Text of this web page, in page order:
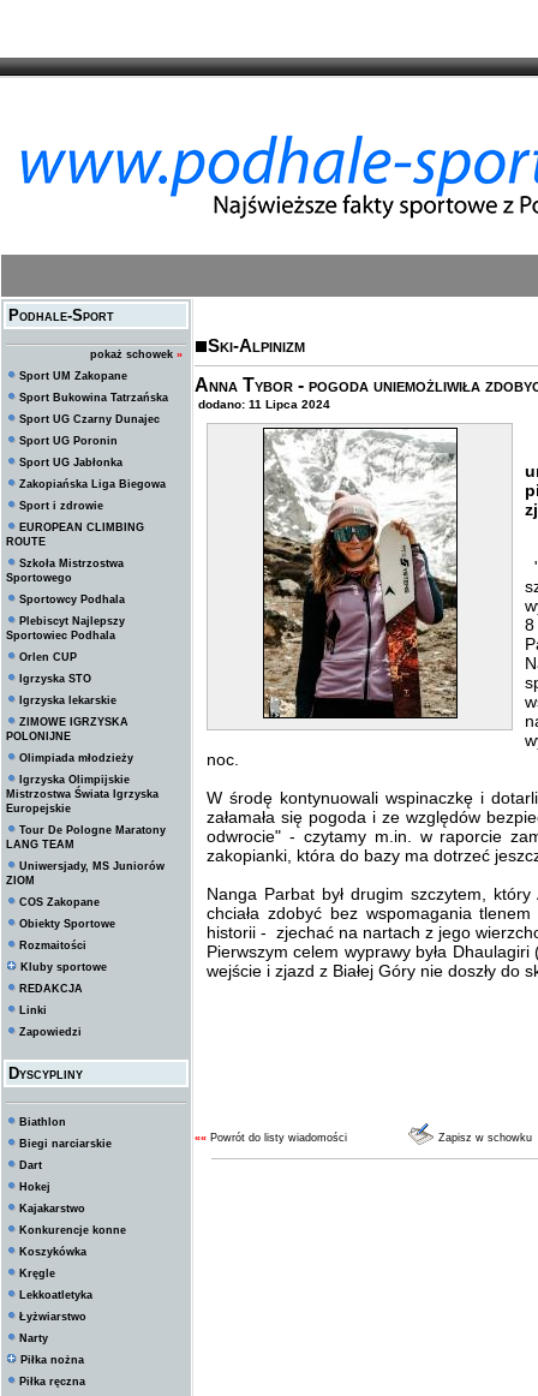
Podhale-Sport
pokaż schowek »
Sport UM Zakopane
Sport Bukowina Tatrzańska
Sport UG Czarny Dunajec
Sport UG Poronin
Sport UG Jabłonka
Zakopiańska Liga Biegowa
Sport i zdrowie
EUROPEAN CLIMBING
ROUTE
Szkoła Mistrzostwa
Sportowego
Sportowcy Podhala
Plebiscyt Najlepszy
Sportowiec Podhala
Orlen CUP
Igrzyska STO
Igrzyska lekarskie
ZIMOWE IGRZYSKA
POLONIJNE
Olimpiada młodzieży
Igrzyska Olimpijskie
Mistrzostwa Świata Igrzyska
Europejskie
Tour De Pologne Maratony
LANG TEAM
Uniwersjady, MS Juniorów
ZIOM
COS Zakopane
Obiekty Sportowe
Rozmaitości
Kluby sportowe
REDAKCJA
Linki
Zapowiedzi
Dyscypliny
Biathlon
Biegi narciarskie
Dart
Hokej
Kajakarstwo
Konkurencje konne
Koszykówka
Kręgle
Lekkoatletyka
Łyżwiarstwo
Narty
Piłka nożna
Piłka ręczna
Ski-Alpinizm
Anna Tybor - pogoda uniemożliwiła
dodano: 11 Lipca 2024
8
noc.
W środę kontynuowali wspinaczkę i
załamała się pogoda i ze względów
odwrocie" - czytamy m.in. w raporcie
zakopianki, która do bazy ma dotrzeć
Nanga Parbat był drugim szczytem,
chciała zdobyć bez wspomagania
historii - zjechać na nartach z jego
Pierwszym celem wyprawy była
wejście i zjazd z Białej Góry nie doszły do
«« Powrót do listy wiadomości Zapisz w schowku